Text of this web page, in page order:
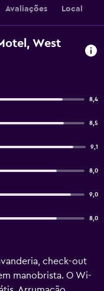
Avaliações Local
West
8,4
8,5
9,1
8,0
9,0
8,0
check-out
manobrista. O Wi-